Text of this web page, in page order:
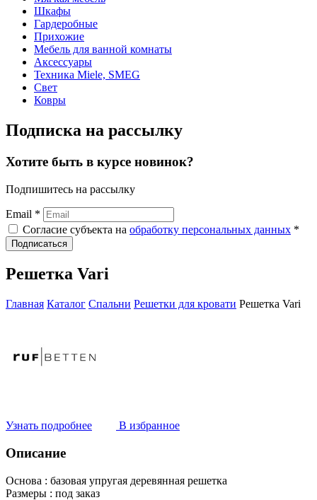
Шкафы
Гардеробные
Прихожие
Мебель для ванной комнаты
Аксессуары
Техника Miele, SMEG
Свет
Ковры
Подписка на рассылку
Хотите быть в курсе новинок?
Подпишитесь на рассылку
Email *
Согласие субъекта на обработку персональных данных *
Подписаться
Решетка Vari
Главная Каталог Спальни Решетки для кровати Решетка Vari
Узнать подробнее В избранное
Описание
Основа : базовая упругая деревянная решетка
Размеры : под заказ